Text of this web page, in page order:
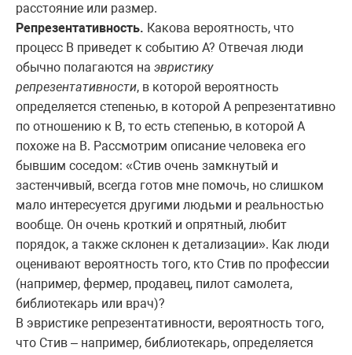
расстояние или размер.
Репрезентативность. Какова вероятность, что
процесс В приведет к событию А? Отвечая люди
обычно полагаются на эвристику
репрезентативности, в которой вероятность
определяется степенью, в которой А репрезентативно
по отношению к В, то есть степенью, в которой А
похоже на В. Рассмотрим описание человека его
бывшим соседом: «Стив очень замкнутый и
застенчивый, всегда готов мне помочь, но слишком
мало интересуется другими людьми и реальностью
вообще. Он очень кроткий и опрятный, любит
порядок, а также склонен к детализации». Как люди
оценивают вероятность того, кто Стив по профессии
(например, фермер, продавец, пилот самолета,
библиотекарь или врач)?
В эвристике репрезентативности, вероятность того,
что Стив – например, библиотекарь, определяется